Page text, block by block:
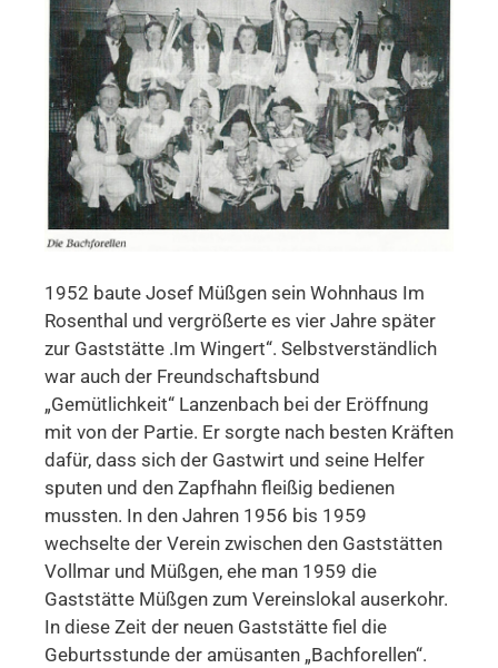
1952 baute Josef Müßgen sein Wohnhaus Im
Rosenthal und vergrößerte es vier Jahre später
zur Gaststätte .Im Wingert“. Selbstverständlich
war auch der Freundschaftsbund
„Gemütlichkeit“ Lanzenbach bei der Eröffnung
mit von der Partie. Er sorgte nach besten Kräften
dafür, dass sich der Gastwirt und seine Helfer
sputen und den Zapfhahn fleißig bedienen
mussten. In den Jahren 1956 bis 1959
wechselte der Verein zwischen den Gaststätten
Vollmar und Müßgen, ehe man 1959 die
Gaststätte Müßgen zum Vereinslokal auserkohr.
In diese Zeit der neuen Gaststätte fiel die
Geburtsstunde der amüsanten „Bachforellen“.